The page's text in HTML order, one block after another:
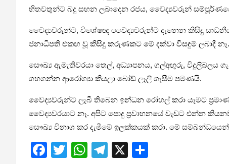
හිතවතුන්ට බදු සහන ලබාදෙන රජය, වෛද්‍යවරුන්
වෛද්‍යවරුන්ට, විශේෂඥ වෛද්‍යවරුන්ට දැනෙන කිසිදු
ජනාධිපති එකඟ වූ කිසිදු කරුණකට මේ දක්වා විසඳුම් ලබාදී නෑ.
සෞඛ්‍ය ඇමැතිවරයා තෙල්, අධ්‍යාපනය, ගල්අඟුරු,
ගහගන්න ආරෝග්‍යා කියලා බෝඩ් ලෑලි ගැසීම පමණයි.
වෛද්‍යවරුන්ට ලැබී තිබෙන ඉන්ධන රෝහල් කරා යෑමට
වෛද්‍යවරයාට නෑ. අපිට පොදු ප්‍රවාහනයේ වැඩට එන්න
සෞඛ්‍ය විනාශ කර දැමීමේ ඉලක්කයක් කරා. මේ සම්බන්ධයෙන්
F
T
W T
X